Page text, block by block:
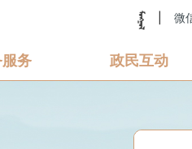
微
务 政民互动